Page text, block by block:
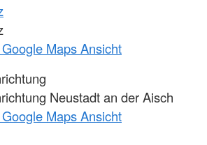
Maps Ansicht
Neustadt an der Aisch
Maps Ansicht